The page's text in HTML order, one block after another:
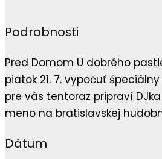
Podrobnosti
Pred Domom U dobrého
piatok 21. 7. vypočuť
pre vás tentoraz pripraví DJka
meno na bratislavskej
Dátum